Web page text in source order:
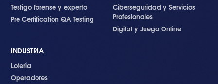
Testigo forense y experto
Pre Certification QA Testing
Ciberseguridad y Servicios
Profesionales
Digital y Juego Online
INDUSTRIA
Lotería
Operadores